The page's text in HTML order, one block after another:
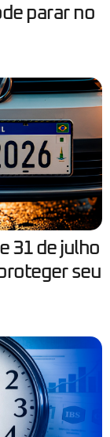
parar no
31 de julho
seu